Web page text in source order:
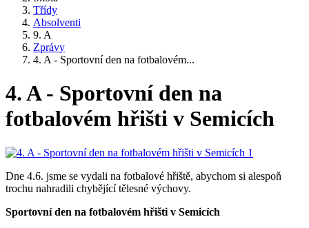
Třídy
Absolventi
9. A
Zprávy
4. A - Sportovní den na fotbalovém...
4. A - Sportovní den na
fotbalovém hřišti v Semicích
Dne 4.6. jsme se vydali na fotbalové hřiště, abychom si alespoň
trochu nahradili chybějící tělesné výchovy.
Sportovní den na fotbalovém hřišti v Semicích